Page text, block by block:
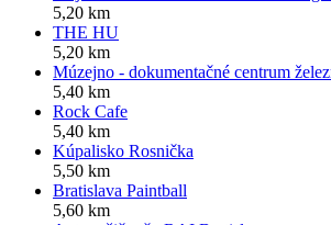
5,20 km
THE HU
5,20 km
Múzejno - dokumentačné centrum
5,40 km
Rock Cafe
5,40 km
Kúpalisko Rosnička
5,50 km
Bratislava Paintball
5,60 km